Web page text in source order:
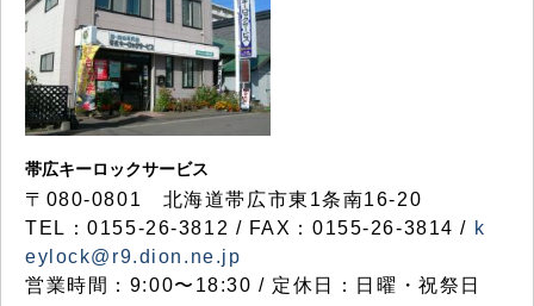
帯広キーロックサービス
〒080-0801 北海道帯広市東1条南16-20
TEL：0155-26-3812 / FAX：0155-26-3814 / k
eylock@r9.dion.ne.jp
営業時間：9:00〜18:30 / 定休日：日曜・祝祭日